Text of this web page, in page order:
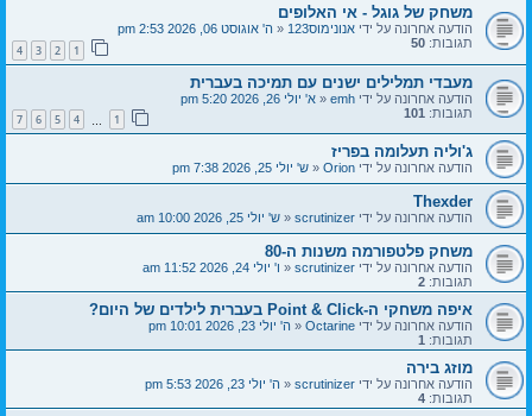
משחק של גוגל - אי האלופים
הודעה אחרונה על ידי אנונימוס123 «ה' אוגוסט 06, 2026 2:53 pm
תגובות: 50
2
3
4
מעבדי תמלילים ישנים עם תמיכה בעברית
הודעה אחרונה על ידי emh
«א' יולי 26, 2026 5:20 pm
תגובות: 101
4
5
6
7
ג'וליה תעלומה בפריז
הודעה אחרונה על ידי Orion
«ש' יולי 25, 2026 7:38 pm
Thexder
הודעה אחרונה על ידי scrutinizer
«ש' יולי 25, 2026 10:00 am
משחק פלטפורמה משנות ה-80
הודעה אחרונה על ידי scrutinizer
«ו' יולי 24, 2026 11:52 am
תגובות: 2
איפה משחקי ה-Point & Click בעברית לילדים של היום?
הודעה אחרונה על ידי Octarine
«ה' יולי 23, 2026 10:01 pm
תגובות: 1
מוזג בירה
הודעה אחרונה על ידי scrutinizer
«ה' יולי 23, 2026 5:53 pm
תגובות: 4